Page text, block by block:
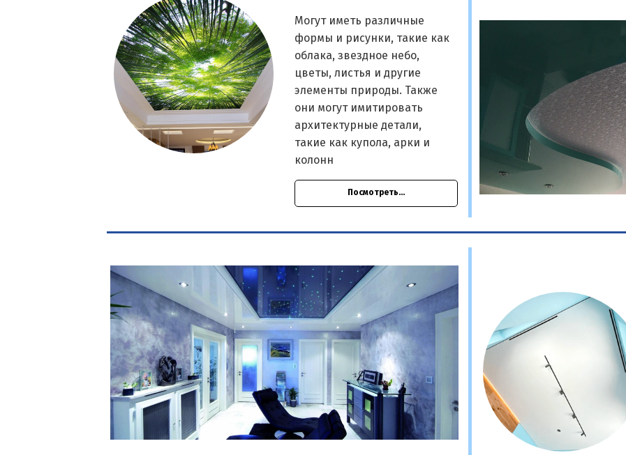
Могут иметь различные
формы и рисунки, такие как
облака, звездное небо,
цветы, листья и другие
элементы природы. Также
они могут имитировать
архитектурные детали,
такие как купола, арки и
колонн
Посмотреть...